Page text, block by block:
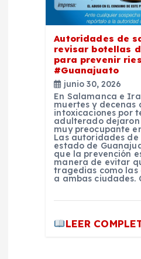
Autoridades de
revisar botellas
para prevenir
#Guanajuato
junio 30, 2026
En Salamanca e
muertes y decenas
intoxicaciones por
adulterado
muy preocupante
Las autoridades de
estado de
que la prevención
manera de evitar
tragedias como las
a ambas ciudades.
LEER